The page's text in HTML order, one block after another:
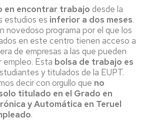
en encontrar trabajo desde la
estudios es inferior a dos meses.
novedoso programa por el que los
en este centro tienen acceso a
de empresas a las que pueden
empleo. Esta bolsa de trabajo es
y titulados de la EUPT.
decir con orgullo que no
titulado en el Grado en
y Automática en Teruel
.